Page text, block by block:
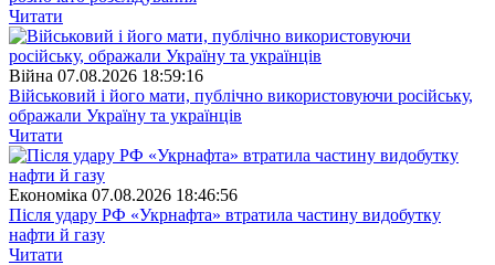
Читати
Війна 07.08.2026 18:59:16
Військовий і його мати, публічно використовуючи російську,
ображали Україну та українців
Читати
Економіка 07.08.2026 18:46:56
Після удару РФ «Укрнафта» втратила частину видобутку
нафти й газу
Читати